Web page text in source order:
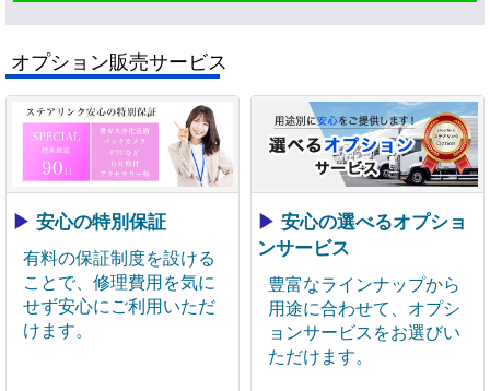
オプション販売サービス
▶ 安心の特別保証
有料の保証制度を設ける
ことで、修理費用を気に
せず安心にご利用いただ
けます。
▶ 安心の選べるオプショ
ンサービス
豊富なラインナップから
用途に合わせて、オプシ
ョンサービスをお選びい
ただけます。